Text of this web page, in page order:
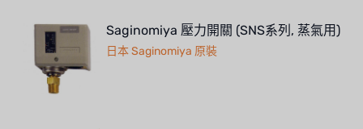
Saginomiya 壓力開關 (SNS系列, 蒸氣用)
日本 Saginomiya 原裝